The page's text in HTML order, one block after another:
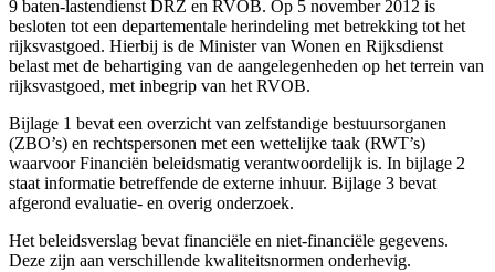
9 baten-lastendienst DRZ en RVOB. Op 5 november 2012 is
besloten tot een departementale herindeling met betrekking tot het
rijksvastgoed. Hierbij is de Minister van Wonen en Rijksdienst
belast met de behartiging van de aangelegenheden op het terrein van
rijksvastgoed, met inbegrip van het RVOB.
Bijlage 1 bevat een overzicht van zelfstandige bestuursorganen
(ZBO’s) en rechtspersonen met een wettelijke taak (RWT’s)
waarvoor Financiën beleidsmatig verantwoordelijk is. In bijlage 2
staat informatie betreffende de externe inhuur. Bijlage 3 bevat
afgerond evaluatie- en overig onderzoek.
Het beleidsverslag bevat financiële en niet-financiële gegevens.
Deze zijn aan verschillende kwaliteitsnormen onderhevig.